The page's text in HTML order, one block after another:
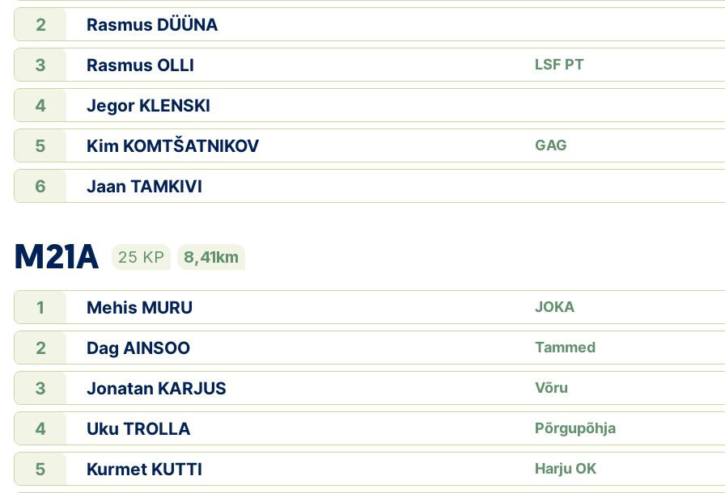
2 Rasmus DÜÜNA
3 Rasmus OLLI LSF PT
4 Jegor KLENSKI
5 Kim KOMTŠATNIKOV GAG
6 Jaan TAMKIVI
M21A 25 KP 8,41km
1 Mehis MURU JOKA
2 Dag AINSOO Tammed
3 Jonatan KARJUS Võru
4 Uku TROLLA Põrgupõhja
5 Kurmet KUTTI Harju OK